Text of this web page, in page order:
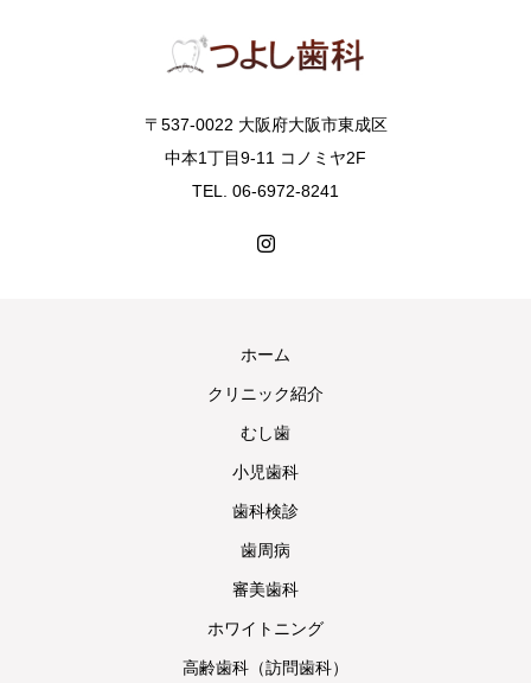
〒537-0022 大阪府大阪市東成区
中本1丁目9-11 コノミヤ2F
TEL. 06-6972-8241
ホーム
クリニック紹介
むし歯
小児歯科
歯科検診
歯周病
審美歯科
ホワイトニング
高齢歯科（訪問歯科）